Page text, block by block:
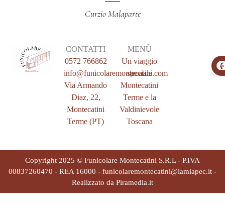
Curzio Malaparte
CONTATTI
0572 766862
info@funicolaremontecatini.com
Via Armando
Diaz, 22,
Montecatini
Terme (PT)
MENÙ
Un viaggio
speciale
Montecatini
Terme e la
Valdinievole
Toscana
Copyright 2025 © Funicolare Montecatini S.R.L - P.IVA
00837260470 - REA 16000 - funicolaremontecatini@lamiapec.it -
Realizzato da Piramedia.it